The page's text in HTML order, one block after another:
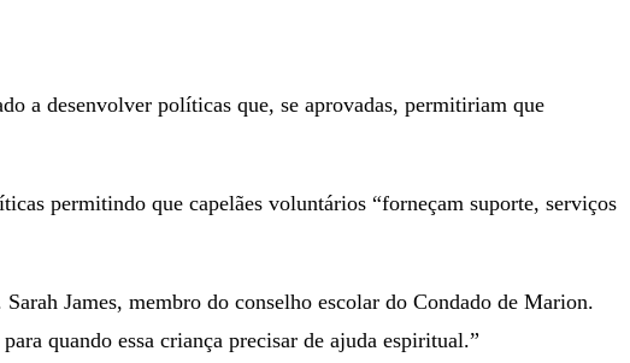
a desenvolver políticas que, se aprovadas, permitiriam que
permitindo que capelães voluntários “forneçam suporte, serviços
James, membro do conselho escolar do Condado de Marion.
quando essa criança precisar de ajuda espiritual.”